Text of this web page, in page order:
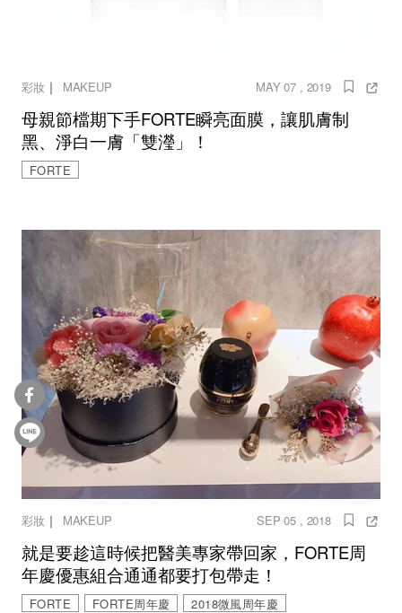
彩妝｜ MAKEUP MAY 07 , 2019
母親節檔期下手FORTE瞬亮面膜，讓肌膚制
黑、淨白一膚「雙瀅」！
FORTE
彩妝｜ MAKEUP SEP 05 , 2018
就是要趁這時候把醫美專家帶回家，FORTE周
年慶優惠組合通通都要打包帶走！
FORTE FORTE周年慶 2018微風周年慶